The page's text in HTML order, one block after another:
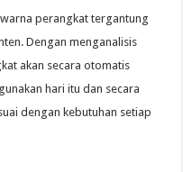
perangkat tergantung
Dengan menganalisis
akan secara otomatis
hari itu dan secara
dengan kebutuhan setiap